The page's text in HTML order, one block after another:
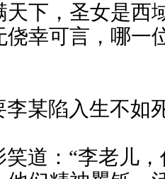
天下，圣女是西
侥幸可言，哪一
某陷入生不如
道：“李老儿